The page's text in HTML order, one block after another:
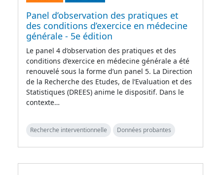
Panel d’observation des pratiques et
des conditions d’exercice en médecine
générale - 5e édition
Le panel 4 d’observation des pratiques et des
conditions d’exercice en médecine générale a été
renouvelé sous la forme d’un panel 5. La Direction
de la Recherche des Etudes, de l’Evaluation et des
Statistiques (DREES) anime le dispositif. Dans le
contexte…
Recherche interventionnelle Données probantes